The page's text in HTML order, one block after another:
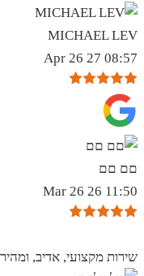
MICHAEL LEV
08:57 27 Apr 26
םם םם
11:50 26 Mar 26
שירות מקצועי, אדיב,